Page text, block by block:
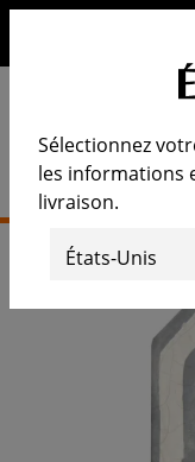
Sélectionnez
les informations
livraison.